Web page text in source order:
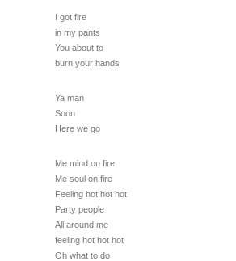
I got fire
in my pants
You about to
burn your hands
Ya man
Soon
Here we go
Me mind on fire
Me soul on fire
Feeling hot hot hot
Party people
All around me
feeling hot hot hot
Oh what to do